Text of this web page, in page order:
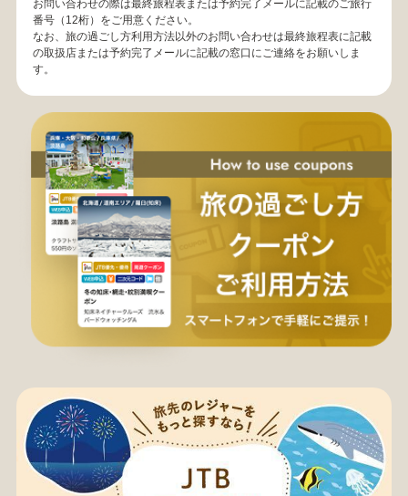
お問い合わせの際は最終旅程表または予約完了メールに記載のご旅行
番号（12桁）をご用意ください。
なお、旅の過ごし方利用方法以外のお問い合わせは最終旅程表に記載
の取扱店または予約完了メールに記載の窓口にご連絡をお願いしま
す。